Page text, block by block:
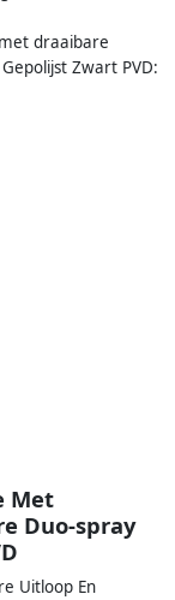
draaibare
Zwart PVD:
Met
Duo-spray
Uitloop En